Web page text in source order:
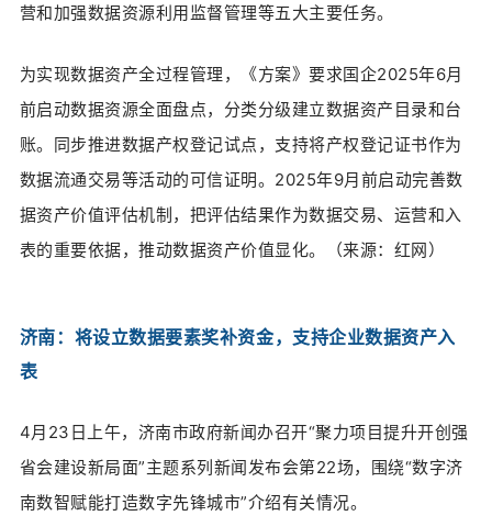
营和加强数据资源利用监督管理等五大主要任务。
为实现数据资产全过程管理，《方案》要求国企2025年6月
前启动数据资源全面盘点，分类分级建立数据资产目录和台
账。同步推进数据产权登记试点，支持将产权登记证书作为
数据流通交易等活动的可信证明。2025年9月前启动完善数
据资产价值评估机制，把评估结果作为数据交易、运营和入
表的重要依据，推动数据资产价值显化。（来源： 红网）
济南：将设立数据要素奖补资金，支持企业数据资产入
表
4月23日上午，济南市政府新闻办召开“聚力项目提升开创强
省会建设新局面”主题系列新闻发布会第22场，围绕“数字济
南数智赋能打造数字先锋城市”介绍有关情况。